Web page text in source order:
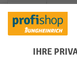
PayPal
Soziale